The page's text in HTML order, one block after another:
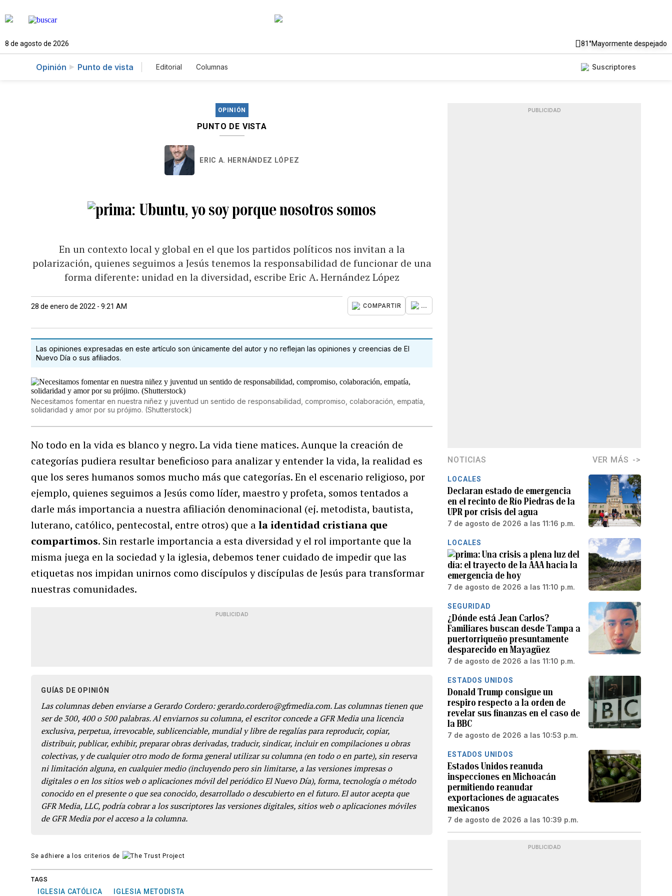
8 de agosto de 2026 81°Mayormente despejado
Opinión Punto de vista Editorial Columnas Suscriptores
OPINIÓN
PUNTO DE VISTA
ERIC A. HERNÁNDEZ LÓPEZ
Ubuntu, yo soy porque nosotros somos
En un contexto local y global en el que los partidos políticos nos invitan a la
polarización, quienes seguimos a Jesús tenemos la responsabilidad de funcionar de una
forma diferente: unidad en la diversidad, escribe Eric A. Hernández López
28 de enero de 2022 - 9:21 AM COMPARTIR ...
Las opiniones expresadas en este artículo son únicamente del autor y no reflejan las opiniones y creencias de El
Nuevo Día o sus afiliados.
Necesitamos fomentar en nuestra niñez y juventud un sentido de responsabilidad, compromiso, colaboración, empatía,
solidaridad y amor por su prójimo. (Shutterstock)
No todo en la vida es blanco y negro. La vida tiene matices. Aunque la creación de
categorías pudiera resultar beneficioso para analizar y entender la vida, la realidad es
que los seres humanos somos mucho más que categorías. En el escenario religioso, por
ejemplo, quienes seguimos a Jesús como líder, maestro y profeta, somos tentados a
darle más importancia a nuestra afiliación denominacional (ej. metodista, bautista,
luterano, católico, pentecostal, entre otros) que ala identidad cristiana que
compartimos. Sin restarle importancia a esta diversidad y el rol importante que la
misma juega en la sociedad y la iglesia, debemos tener cuidado de impedir que las
etiquetas nos impidan unirnos como discípulos y discípulas de Jesús para transformar
nuestras comunidades.
PUBLICIDAD
GUÍAS DE OPINIÓN
Las columnas deben enviarse a Gerardo Cordero: gerardo.cordero@gfrmedia.com. Las columnas tienen que
ser de 300, 400 o 500 palabras. Al enviarnos su columna, el escritor concede a GFR Media una licencia
exclusiva, perpetua, irrevocable, sublicenciable, mundial y libre de regalías para reproducir, copiar,
distribuir, publicar, exhibir, preparar obras derivadas, traducir, sindicar, incluir en compilaciones u obras
colectivas, y de cualquier otro modo de forma general utilizar su columna (en todo o en parte), sin reserva
ni limitación alguna, en cualquier medio (incluyendo pero sin limitarse, a las versiones impresas o
digitales o en los sitios web o aplicaciones móvil del periódico El Nuevo Día), forma, tecnología o método
conocido en el presente o que sea conocido, desarrollado o descubierto en el futuro. El autor acepta que
GFR Media, LLC, podría cobrar a los suscriptores las versiones digitales, sitios web o aplicaciones móviles
de GFR Media por el acceso a la columna.
Se adhiere a los criterios de
TAGS
IGLESIA CATÓLICA IGLESIA METODISTA
PUBLICIDAD
NOTICIAS VER MÁS
LOCALES
Declaran estado de emergencia
en el recinto de Río Piedras de la
UPR por crisis del agua
7 de agosto de 2026 a las 11:16 p.m.
LOCALES
Una crisis a plena luz del
día: el trayecto de la AAA hacia la
emergencia de hoy
7 de agosto de 2026 a las 11:10 p.m.
SEGURIDAD
¿Dónde está Jean Carlos?
Familiares buscan desde Tampa a
puertorriqueño presuntamente
desparecido en Mayagüez
7 de agosto de 2026 a las 11:10 p.m.
ESTADOS UNIDOS
Donald Trump consigue un
respiro respecto a la orden de
revelar sus finanzas en el caso de
la BBC
7 de agosto de 2026 a las 10:53 p.m.
ESTADOS UNIDOS
Estados Unidos reanuda
inspecciones en Michoacán
permitiendo reanudar
exportaciones de aguacates
mexicanos
7 de agosto de 2026 a las 10:39 p.m.
PUBLICIDAD